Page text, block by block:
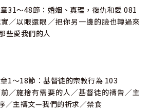
31～48節：婚姻、真理，復仇和愛 081
／以眼還眼／把你另一邊的臉也轉過來
些愛我們的人
1～18節：基督徒的宗教行為 103
／施捨有需要的人／基督徒的禱告／主
／主禱文—我們的祈求／禁食